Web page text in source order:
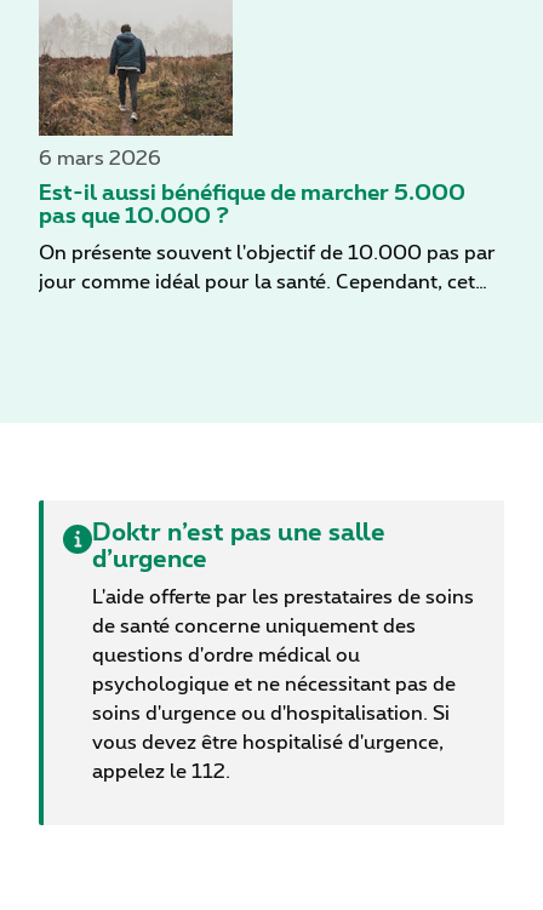
personnes meurent chaque année d'infections qui
ne répondent plus aux antibiotiques, un problème
principalement dû à une mauvaise utilisation de
ceux-ci. Il est donc important de savoir
exactement comment agissent les antibiotiques,
quand ils sont utiles et comment les utiliser de
manière responsable.
6 mars 2026
Est-il aussi bénéfique de marcher 5.000
pas que 10.000 ?
On présente souvent l'objectif de 10.000 pas par
jour comme idéal pour la santé. Cependant, cet
bénéfices comparables en se limitant à 5.000 pas
Doktr n’est pas une salle
d’urgence
L'aide offerte par les prestataires de soins
de santé concerne uniquement des
questions d'ordre médical ou
psychologique et ne nécessitant pas de
soins d'urgence ou d'hospitalisation. Si
vous devez être hospitalisé d'urgence,
appelez le 112.